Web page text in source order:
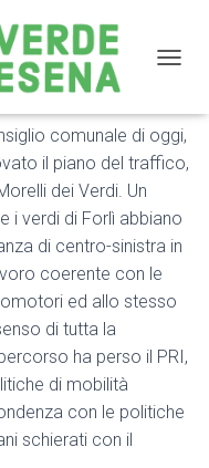
Comune di Forlì
comunale di oggi,
il piano del traffico,
dei Verdi. Un
i verdi di Forlì abbiano
di centro-sinistra in
coerente con le
ed allo stesso
di tutta la
ha perso il PRI,
di mobilità
con le politiche
schierati con il